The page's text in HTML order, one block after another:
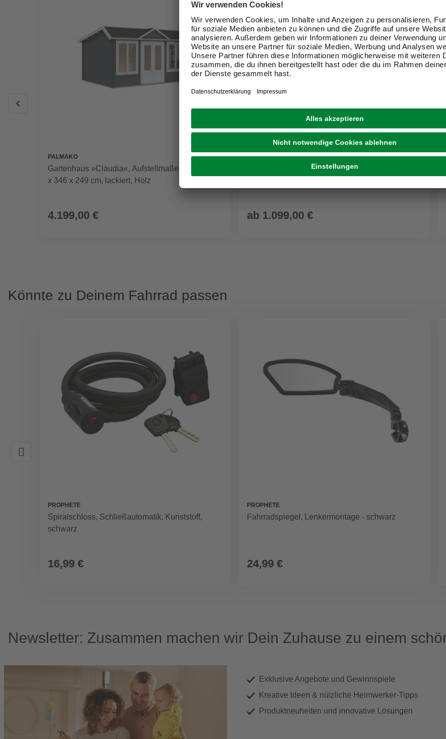
PALMAKO
Gartenhaus »Claudia«, Aufstellmaße BxTxH: 440
x 346 x 249 cm, lackiert, Holz
4.199,00 €
ZÜNDAPP
E-Bike »Z898«, 27,5 Zoll, 24 Gänge, max.
ab 1.099,00 €
Könnte zu Deinem Fahrrad passen
PROPHETE
Spiralschloss, Schließautomatik, Kunststoff,
schwarz
16,99 €
PROPHETE
Fahrradspiegel, Lenkermontage - schwarz
24,99 €
Newsletter: Zusammen machen wir Dein Zuhause zu einem
Exklusive Angebote und Gewinnspiele
Kreative Ideen & nützliche Heimwerker-Tipps
Produktneuheiten und innovative Lösungen